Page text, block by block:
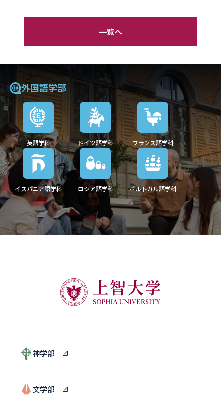
一覧へ
外国語学部
英語学科 ドイツ語学科 フランス語学科
イスパニア語学科 ロシア語学科 ポルトガル語学科
神学部
文学部